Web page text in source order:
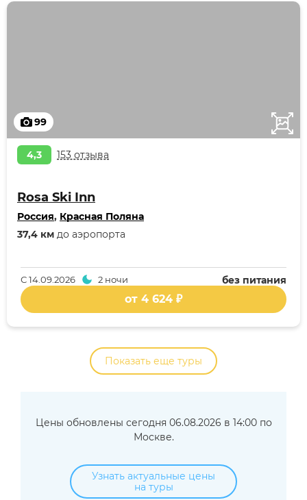
99
4,3 153 отзыва
Rosa Ski Inn
Россия, Красная Поляна
37,4 км до аэропорта
без питания
С14.09.2026 2 ночи
от 4 624 ₽
Показать еще туры
Цены обновлены сегодня 06.08.2026 в 14:00 по
Москве.
Узнать актуальные цены
на туры